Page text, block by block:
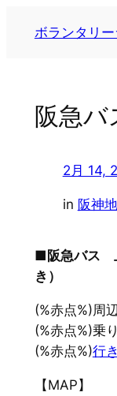
ボランタリ
阪急
2月 14,
in 阪神
■阪急バス
き）
(%赤点%)周
(%赤点%)乗
(%赤点%)行
【MAP】